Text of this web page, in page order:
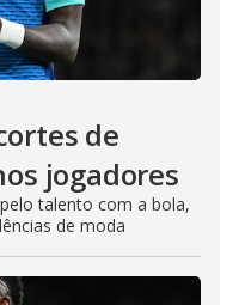
de
jogadores
talento com a bola,
de moda